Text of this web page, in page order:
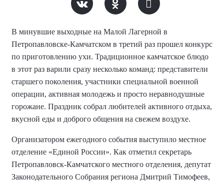
В минувшие выходные на Малой Лагерной в
Петропавловске-Камчатском в третий раз прошел конкурс
по приготовлению ухи. Традиционное камчатское блюдо
в этот раз варили сразу несколько команд: представители
старшего поколения, участники специальной военной
операции, активная молодежь и просто неравнодушные
горожане. Праздник собрал любителей активного отдыха,
вкусной еды и доброго общения на свежем воздухе.
Организатором ежегодного события выступило местное
отделение «Единой России». Как отметил секретарь
Петропавловск-Камчатского местного отделения, депутат
Законодательного Собрания региона Дмитрий Тимофеев,